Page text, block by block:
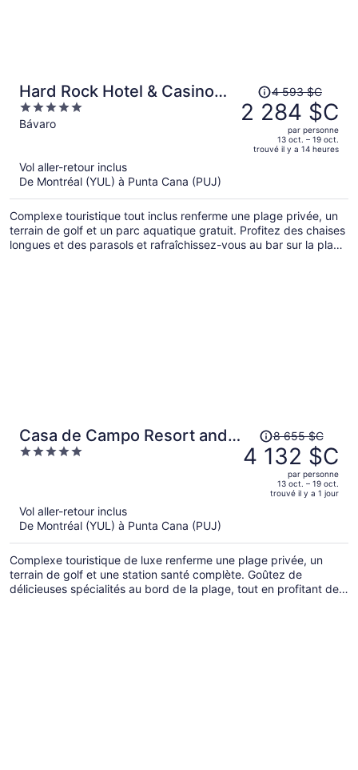
Hard Rock Hotel & Casino
Punta Cana an All-Inclusive
Resort
5
out
Bávaro
prix
était
de 4 593 $C,
de 2 284 $C
par
personne.
4 593 $C
2 284 $C
par personne
13 oct. – 19 oct.
trouvé il y a 14 heures
Vol aller-retour inclus
De Montréal (YUL) à Punta Cana (PUJ)
Complexe touristique tout inclus renferme une plage privée, un
terrain de golf et un parc aquatique gratuit. Profitez des chaises
longues et des parasols et rafraîchissez-vous au bar sur la plage
Casa de Campo Resort and
Villas
5
prix
était
de 8 655 $C,
de 4 132 $C
par
personne.
8 655 $C
4 132 $C
par personne
13 oct. – 19 oct.
trouvé il y a 1 jour
Vol aller-retour inclus
De Montréal (YUL) à Punta Cana (PUJ)
Complexe touristique de luxe renferme une plage privée, un
terrain de golf et une station santé complète. Goûtez de
délicieuses spécialités au bord de la plage, tout en profitant des